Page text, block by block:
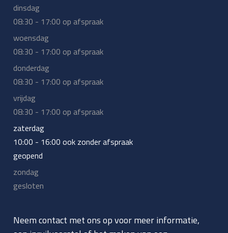
dinsdag
08:30 - 17:00 op afspraak
woensdag
08:30 - 17:00 op afspraak
donderdag
08:30 - 17:00 op afspraak
vrijdag
08:30 - 17:00 op afspraak
zaterdag
10:00 - 16:00 ook zonder afspraak
geopend
zondag
gesloten
Neem contact met ons op voor meer informatie,